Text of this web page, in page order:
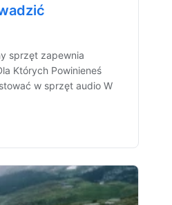
sprzęt zapewnia
Których Powinieneś
w sprzęt audio W